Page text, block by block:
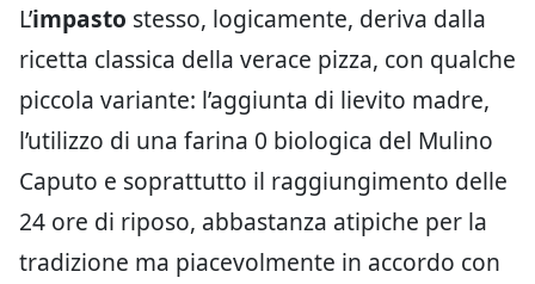
L’impasto stesso, logicamente, deriva dalla
ricetta classica della verace pizza, con qualche
piccola variante: l’aggiunta di lievito madre,
l’utilizzo di una farina 0 biologica del Mulino
Caputo e soprattutto il raggiungimento delle
24 ore di riposo, abbastanza atipiche per la
tradizione ma piacevolmente in accordo con